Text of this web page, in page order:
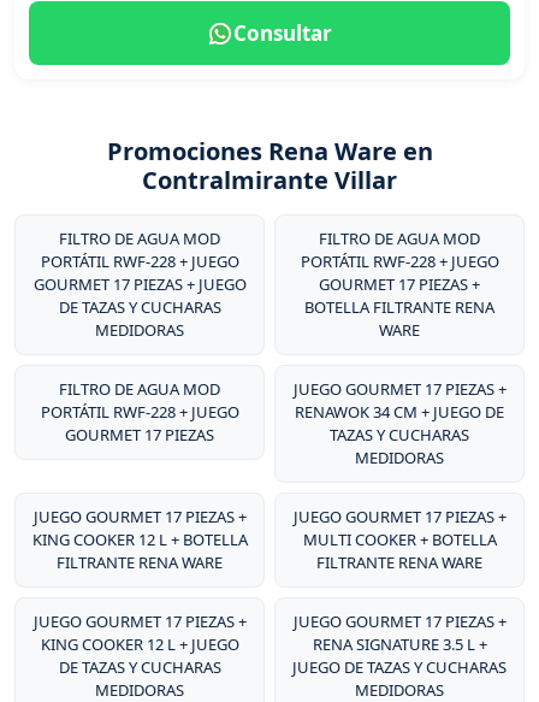
Consultar
Promociones Rena Ware en
Contralmirante Villar
FILTRO DE AGUA MOD
PORTÁTIL RWF-228 + JUEGO
GOURMET 17 PIEZAS + JUEGO
DE TAZAS Y CUCHARAS
MEDIDORAS
FILTRO DE AGUA MOD
PORTÁTIL RWF-228 + JUEGO
GOURMET 17 PIEZAS +
BOTELLA FILTRANTE RENA
WARE
FILTRO DE AGUA MOD
PORTÁTIL RWF-228 + JUEGO
GOURMET 17 PIEZAS
JUEGO GOURMET 17 PIEZAS +
RENAWOK 34 CM + JUEGO DE
TAZAS Y CUCHARAS
MEDIDORAS
JUEGO GOURMET 17 PIEZAS +
KING COOKER 12 L + BOTELLA
FILTRANTE RENA WARE
JUEGO GOURMET 17 PIEZAS +
MULTI COOKER + BOTELLA
FILTRANTE RENA WARE
JUEGO GOURMET 17 PIEZAS +
KING COOKER 12 L + JUEGO
DE TAZAS Y CUCHARAS
MEDIDORAS
JUEGO GOURMET 17 PIEZAS +
RENA SIGNATURE 3.5 L +
JUEGO DE TAZAS Y CUCHARAS
MEDIDORAS